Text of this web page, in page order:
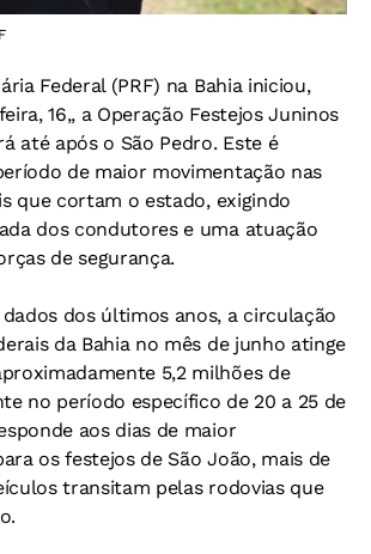
Federal (PRF) na Bahia iniciou,
16,, a Operação Festejos Juninos
até após o São Pedro. Este é
de maior movimentação nas
que cortam o estado, exigindo
dos condutores e uma atuação
de segurança.
dos últimos anos, a circulação
da Bahia no mês de junho atinge
5,2 milhões de
no período específico de 20 a 25 de
aos dias de maior
os festejos de São João, mais de
transitam pelas rodovias que